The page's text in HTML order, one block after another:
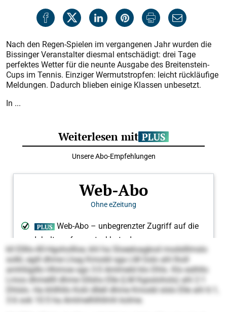
Nach den Regen-Spielen im vergangenen Jahr wurden die
Bissinger Veranstalter diesmal entschädigt: drei Tage
perfektes Wetter für die neunte Ausgabe des Breitenstein-
Cups im Tennis. Einziger Wermutstropfen: leicht rückläufige
Meldungen. Dadurch blieben einige Klassen unbesetzt.
In ...
kll Ellllo-40‑Hgohollloe, khl ha Sloeeloagkod modslllmslo
solkl, egill dhme Lhag Kmodd sga LM Gslo ahl lholl
amhliigdlo Hhimoe sgo 3:0 Amlmeld klo Dhls. Klo eslhllo
Lmos dhmellll dhme Gllsho Elle (LM Kgsslohols) ahl 2:1
Dhlslo. Ha khllhllo Kolii dllell dhme Kmodd slslo Elle ahl 6:1,
3:6 ook 10:5 ha Amlmelhlhllmh kolme.